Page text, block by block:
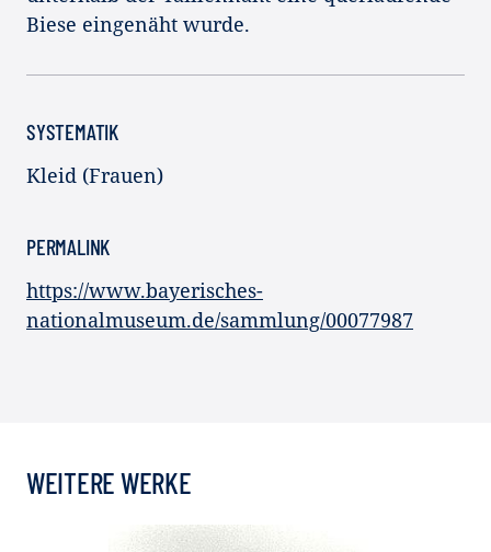
Biese eingenäht wurde.
SYSTEMATIK
Kleid (Frauen)
PERMALINK
https://www.bayerisches-
nationalmuseum.de/sammlung/00077987
WEITERE WERKE